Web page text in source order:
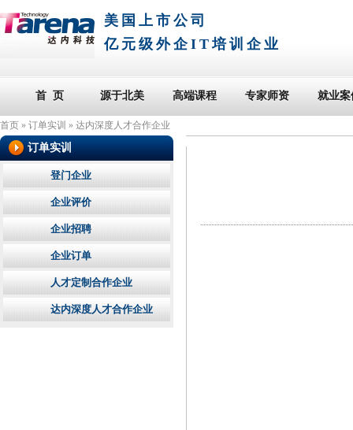
美国上市公司
亿元级外企IT培训企业
首 页 源于北美 高端课程 专家师资 就业案
首页 » 订单实训 » 达内深度人才合作企业
订单实训
登门企业
企业评价
企业招聘
企业订单
人才定制合作企业
达内深度人才合作企业